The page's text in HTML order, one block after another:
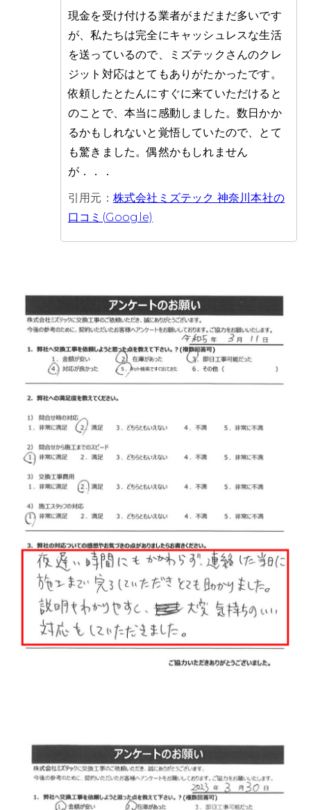
現金を受け付ける業者がまだまだ多いです
が、私たちは完全にキャッシュレスな生活
を送っているので、ミズテックさんのクレ
ジット対応はとてもありがたかったです。
依頼したとたんにすぐに来ていただけると
のことで、本当に感動しました。数日かか
るかもしれないと覚悟していたので、とて
も驚きました。偶然かもしれません
が．．．
引用元： 株式会社ミズテック 神奈川本社の
口コミ(Google)